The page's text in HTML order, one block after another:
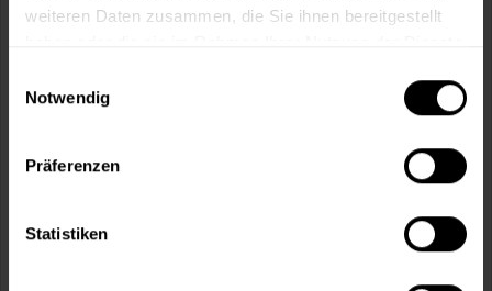
weiteren Daten zusammen, die Sie ihnen bereitgestellt
Notwendig
Präferenzen
Statistiken
Merken Fragen zum Artikel?